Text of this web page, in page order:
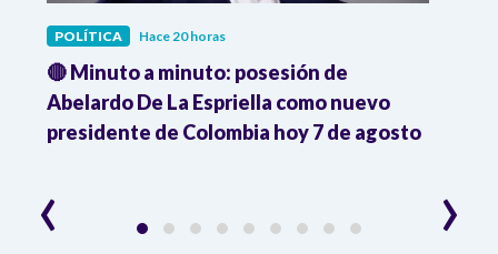
POLÍTICA Hace 20 horas
🔴 Minuto a minuto: posesión de
Abelardo De La Espriella como nuevo
presidente de Colombia hoy 7 de agosto
‹ ›